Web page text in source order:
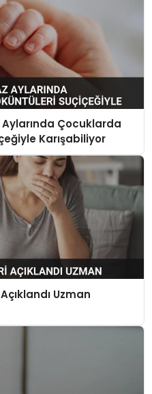
Aylarında Çocuklarda
Karışabiliyor
Uzman